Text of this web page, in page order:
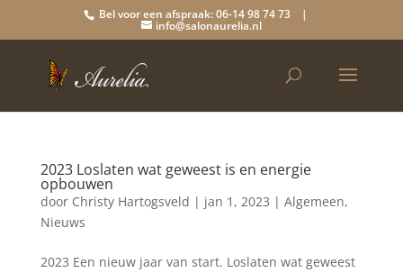
Bel voor een afspraak: 06-14 98 74 73 |
info@salonaurelia.nl
2023 Loslaten wat geweest is en energie
opbouwen
door Christy Hartogsveld | jan 1, 2023 | Algemeen,
Nieuws
2023 Een nieuw jaar van start. Loslaten wat geweest